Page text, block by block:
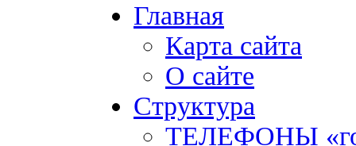
Главная
Карта сайта
О сайте
Структура
ТЕЛЕФОНЫ